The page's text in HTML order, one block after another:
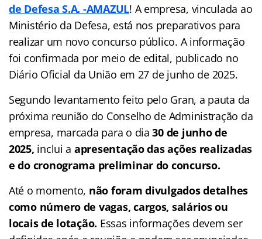
de Defesa S.A. -AMAZUL! A empresa, vinculada ao
Ministério da Defesa, está nos preparativos para
realizar um novo concurso público. A informação
foi confirmada por meio de edital, publicado no
Diário Oficial da União em 27 de junho de 2025.
Segundo levantamento feito pelo Gran, a pauta da
próxima reunião do Conselho de Administração da
empresa, marcada para o dia30 de junho de
2025, inclui a apresentação das ações realizadas
e do cronograma preliminar do concurso.
Até o momento, não foram divulgados detalhes
como número de vagas, cargos, salários ou
locais de lotação. Essas informações devem ser